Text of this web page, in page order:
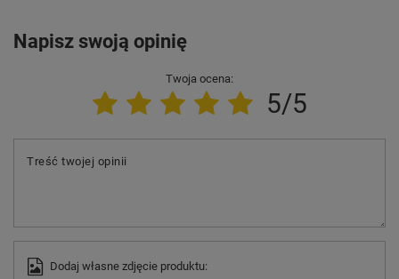
Napisz swoją opinię
Twoja ocena:
5/5
Treść twojej opinii
Dodaj własne zdjęcie produktu: